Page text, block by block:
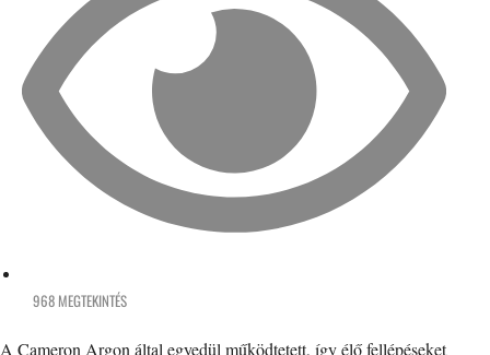
968 MEGTEKINTÉS
A Cameron Argon által egyedül működtetett, így élő fellépéseket